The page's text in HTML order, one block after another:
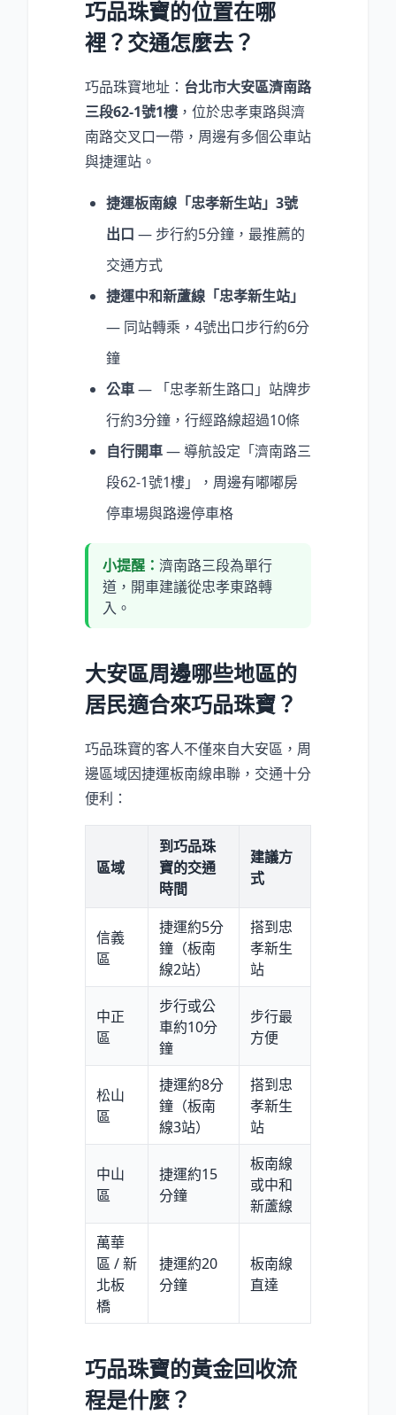
巧品珠寶的位置在哪
裡？交通怎麼去？
巧品珠寶地址： 台北市大安區濟南路
三段62-1號1樓 ，位於忠孝東路與濟
南路交叉口一帶，周邊有多個公車站
與捷運站。
捷運板南線「忠孝新生站」3號
出口 — 步行約5分鐘，最推薦的
交通方式
捷運中和新蘆線「忠孝新生站」
— 同站轉乘，4號出口步行約6分
鐘
公車— 「忠孝新生路口」站牌步
行約3分鐘，行經路線超過10條
自行開車— 導航設定「濟南路三
段62-1號1樓」，周邊有嘟嘟房
停車場與路邊停車格
小提醒： 濟南路三段為單行
道，開車建議從忠孝東路轉
入。
大安區周邊哪些地區的
居民適合來巧品珠寶？
巧品珠寶的客人不僅來自大安區，周
邊區域因捷運板南線串聯，交通十分
便利：
區域
到巧品珠
寶的交通
時間
建議方
式
信義
區
捷運約5分
鐘（板南
線2站）
搭到忠
孝新生
站
中正
區
步行或公
車約10分
鐘
步行最
方便
松山
區
捷運約8分
鐘（板南
線3站）
搭到忠
孝新生
站
中山
區
捷運約15
分鐘
板南線
或中和
新蘆線
萬華
區 / 新
北板
橋
捷運約20
分鐘
板南線
直達
巧品珠寶的黃金回收流
程是什麼？